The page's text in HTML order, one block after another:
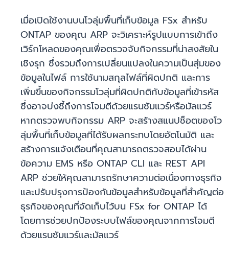
เมื่อเปิดใช้งานบนโวลุ่มพื้นที่เก็บข้อมูล FSx สำหรับ
ONTAP ของคุณ ARP จะวิเคราะห์รูปแบบการเข้าถึง
เวิร์กโหลดของคุณเพื่อตรวจจับกิจกรรมที่น่าสงสัยใน
เชิงรุก ซึ่งรวมถึงการเปลี่ยนแปลงในความเป็นสุ่มของ
ข้อมูลในไฟล์ การใช้นามสกุลไฟล์ที่ผิดปกติ และการ
เพิ่มขึ้นของกิจกรรมโวลุ่มที่ผิดปกติกับข้อมูลที่เข้ารหัส
ซึ่งอาจบ่งชี้ถึงการโจมตีด้วยแรนซัมแวร์หรือมัลแวร์
หากตรวจพบกิจกรรม ARP จะสร้างสแนปช็อตของโว
ลุ่มพื้นที่เก็บข้อมูลที่ได้รับผลกระทบโดยอัตโนมัติ และ
สร้างการแจ้งเตือนที่คุณสามารถตรวจสอบได้ผ่าน
ข้อความ EMS หรือ ONTAP CLI และ REST API
ARP ช่วยให้คุณสามารถรักษาความต่อเนื่องทางธุรกิจ
และปรับปรุงการป้องกันข้อมูลสำหรับข้อมูลที่สำคัญต่อ
ธุรกิจของคุณที่จัดเก็บไว้บน FSx for ONTAP ได้
โดยการช่วยปกป้องระบบไฟล์ของคุณจากการโจมตี
ด้วยแรนซัมแวร์และมัลแวร์